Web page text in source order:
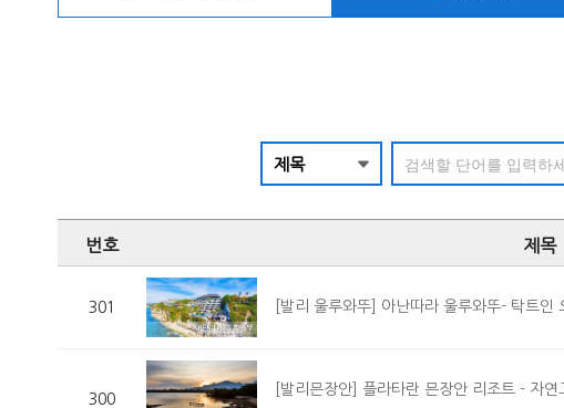
번호 제목
301 [발리 울루와뚜] 아난따라 울루와뚜- 탁트인
300
[발리믄장안] 플라타란 믄장안 리조트 - 자연